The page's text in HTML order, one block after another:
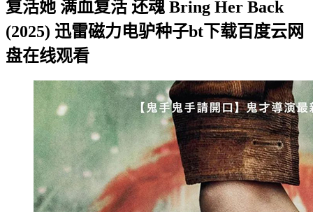
复活她 满血复活 还魂 Bring Her Back
(2025) 迅雷磁力电驴种子bt下载百度云网
盘在线观看